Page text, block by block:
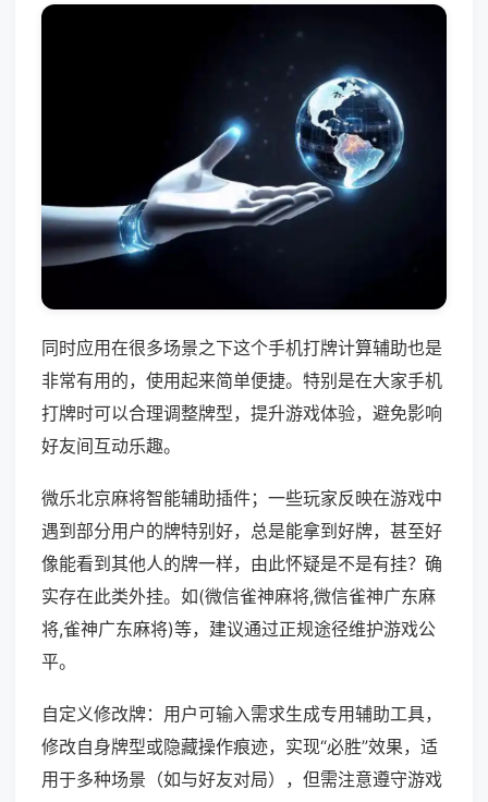
同时应用在很多场景之下这个手机打牌计算辅助也是
非常有用的，使用起来简单便捷。特别是在大家手机
打牌时可以合理调整牌型，提升游戏体验，避免影响
好友间互动乐趣。
微乐北京麻将智能辅助插件；一些玩家反映在游戏中
遇到部分用户的牌特别好，总是能拿到好牌，甚至好
像能看到其他人的牌一样，由此怀疑是不是有挂？确
实存在此类外挂。如(微信雀神麻将,微信雀神广东麻
将,雀神广东麻将)等，建议通过正规途径维护游戏公
平。
自定义修改牌：用户可输入需求生成专用辅助工具，
修改自身牌型或隐藏操作痕迹，实现“必胜”效果，适
用于多种场景（如与好友对局），但需注意遵守游戏